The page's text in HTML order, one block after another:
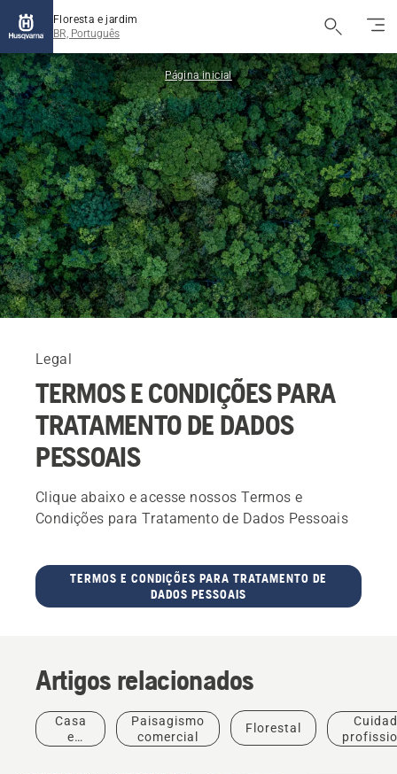
Floresta e jardim
BR, Português
Página inicial
Legal
TERMOS E CONDIÇÕES PARA
TRATAMENTO DE DADOS
PESSOAIS
Clique abaixo e acesse nossos Termos e
Condições para Tratamento de Dados Pessoais
TERMOS E CONDIÇÕES PARA TRATAMENTO DE
DADOS PESSOAIS
Artigos relacionados
Casa
e
Paisagismo
comercial
Florestal
Legal